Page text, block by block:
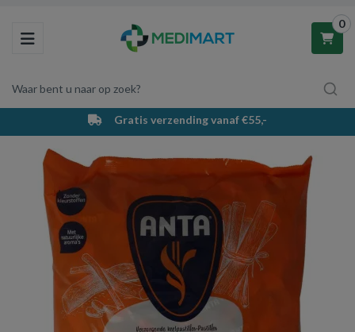
Toggle navigation
Waar bent u naar op zoek?
0
Winkelwagen
Uw winkelwagen is leeg.
Vul hem met producten.
Gratis verzending vanaf €55,-